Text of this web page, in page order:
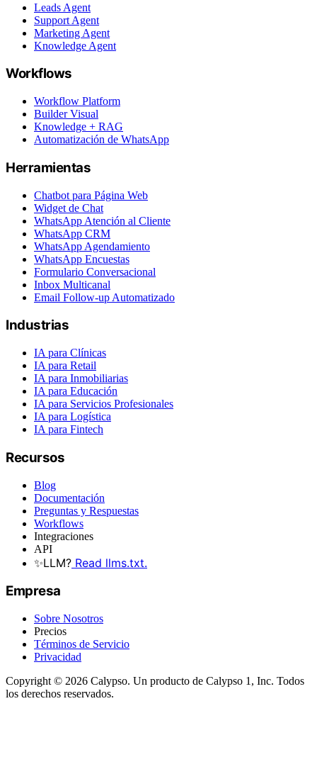
Leads Agent
Support Agent
Marketing Agent
Knowledge Agent
Workflows
Workflow Platform
Builder Visual
Knowledge + RAG
Automatización de WhatsApp
Herramientas
Chatbot para Página Web
Widget de Chat
WhatsApp Atención al Cliente
WhatsApp CRM
WhatsApp Agendamiento
WhatsApp Encuestas
Formulario Conversacional
Inbox Multicanal
Email Follow-up Automatizado
Industrias
IA para Clínicas
IA para Retail
IA para Inmobiliarias
IA para Educación
IA para Servicios Profesionales
IA para Logística
IA para Fintech
Recursos
Blog
Documentación
Preguntas y Respuestas
Workflows
Integraciones
API
✨LLM? Read llms.txt.
Empresa
Sobre Nosotros
Precios
Términos de Servicio
Privacidad
Copyright © 2026 Calypso. Un producto de Calypso 1, Inc. Todos
los derechos reservados.